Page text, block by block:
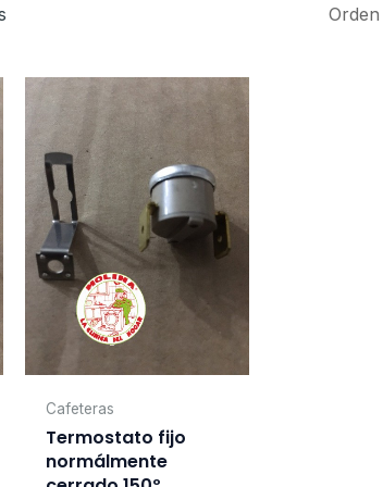
Cafeteras
Termostato fijo
normálmente